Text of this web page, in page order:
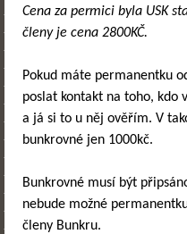
Cena za permici byla USK
členy je cena 2800KČ.
Pokud máte permanentku
poslat kontakt na toho, kdo
a já si to u něj ověřím. V
bunkrovné jen 1000kč.
Bunkrovné musí být
nebude možné
členy Bunkru.